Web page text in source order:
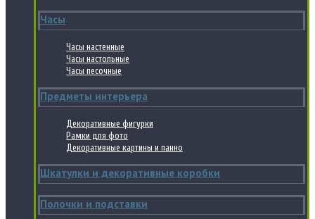
Часы
Часы настенные
Часы настольные
Часы песочные
Предметы интерьера
Декоративные фигурки
Рамки для фото
Декоративные картины и панно
Шкатулки и декоративные коробки
Полочки и подставки